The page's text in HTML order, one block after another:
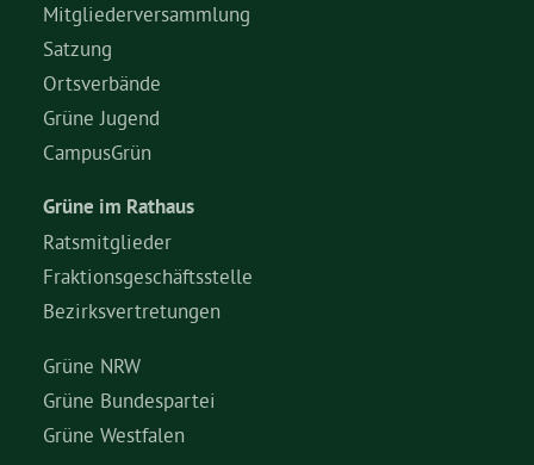
Aktuelles
Termine
Kontakt
Mitgliederversammlung
Satzung
Ortsverbände
Grüne Jugend
CampusGrün
Grüne im Rathaus
Ratsmitglieder
Fraktionsgeschäftsstelle
Bezirksvertretungen
Grüne NRW
Grüne Bundespartei
Grüne Westfalen